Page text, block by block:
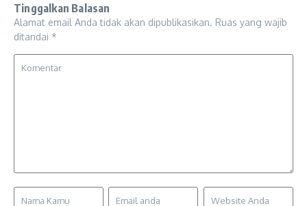
Tinggalkan Balasan
Alamat email Anda tidak akan dipublikasikan. Ruas yang wajib
ditandai *